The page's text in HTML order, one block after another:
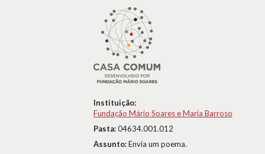
Instituição:
Fundação Mário Soares e Maria Barroso
Pasta:04634.001.012
Assunto:Envia um poema.